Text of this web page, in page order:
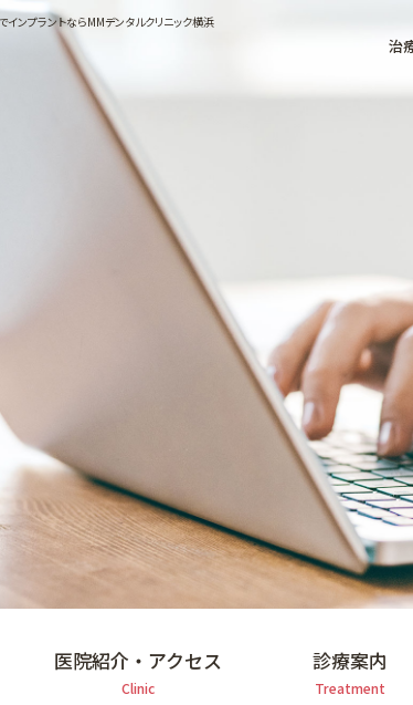
ンプラントならMMデンタルクリニック横浜
治
医院紹介・アクセス
Clinic
診療案内
Treatment
ブログ
歯科コ